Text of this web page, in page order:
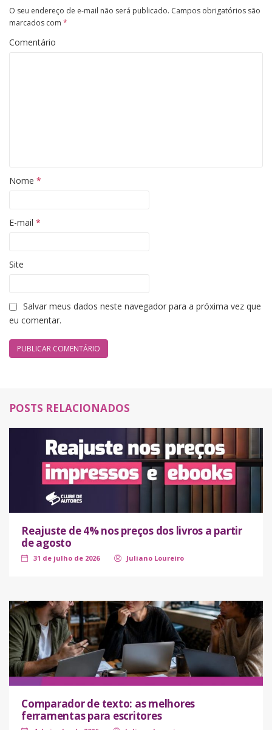
O seu endereço de e-mail não será publicado. Campos obrigatórios são
marcados com *
Comentário
Nome *
E-mail *
Site
Salvar meus dados neste navegador para a próxima vez que
eu comentar.
POSTS RELACIONADOS
Reajuste de 4% nos preços dos livros a partir
de agosto
31 de julho de 2026 Juliano Loureiro
Comparador de texto: as melhores
ferramentas para escritores